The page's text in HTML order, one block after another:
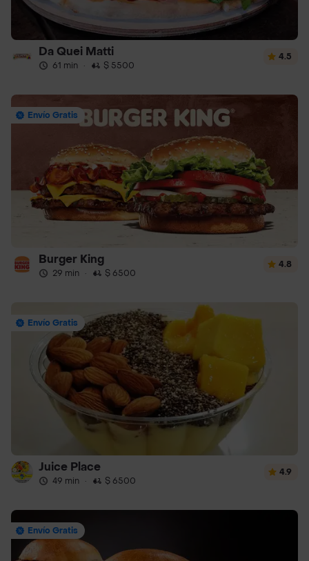
Da Quei Matti
61 min · $ 5500
4.5
Envío Gratis
Burger King
29 min · $ 6500
4.8
Envío Gratis
Juice Place
49 min · $ 6500
4.9
Envío Gratis